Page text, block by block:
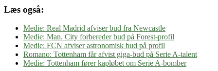
Læs også:
Medie: Real Madrid afviser bud fra Newcastle
Medie: Man. City forbereder bud på Forest-profil
Medie: FCN afviser astronomisk bud på profil
Romano: Tottenham får afvist giga-bud på Serie A-talent
Medie: Tottenham fører kapløbet om Serie A-bomber